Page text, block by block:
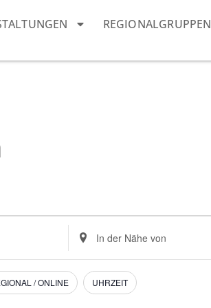
REGIONALGRUPPEN
Standort
eingeben.
Suche
nach
Veranstaltungen.
/ ONLINE UHRZEIT